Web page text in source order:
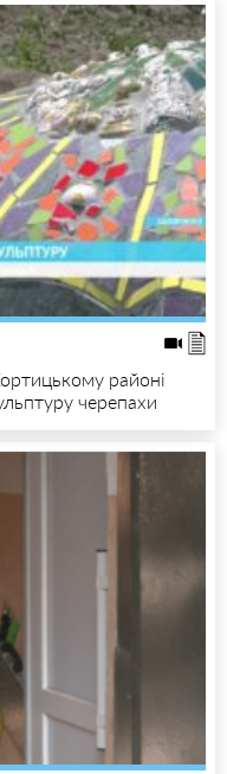
районі
черепахи